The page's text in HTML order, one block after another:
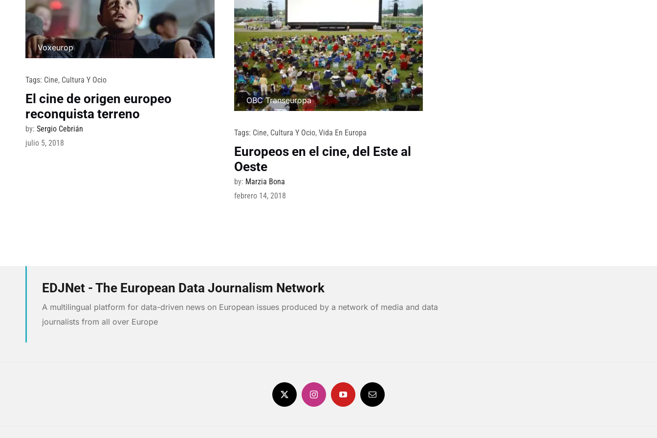
Voxeurop
Tags: Cine, Cultura Y Ocio
El cine de origen europeo
reconquista terreno
by: Sergio Cebrián
julio 5, 2018
OBC Transeuropa
Tags: Cine, Cultura Y Ocio, Vida En Europa
Europeos en el cine, del Este al
Oeste
by: Marzia Bona
febrero 14, 2018
EDJNet - The European Data Journalism Network
A multilingual platform for data-driven news on European issues produced by a network of media and data
journalists from all over Europe